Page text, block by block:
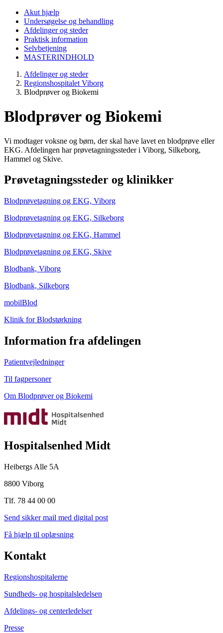
Akut hjælp
Undersøgelse og behandling
Afdelinger og steder
Praktisk information
Selvbetjening
MASTERINDHOLD
Afdelinger og steder
Regionshospitalet Viborg
Blodprøver og Biokemi
Blodprøver og Biokemi
Vi modtager voksne og børn, der skal have lavet en blodprøve eller
EKG. Afdelingen har prøvetagningssteder i Viborg, Silkeborg,
Hammel og Skive.
Prøvetagningssteder og klinikker
Blodprøvetagning og EKG, Viborg
Blodprøvetagning og EKG, Silkeborg
Blodprøvetagning og EKG, Hammel
Blodprøvetagning og EKG, Skive
Blodbank, Viborg
Blodbank, Silkeborg
mobilBlod
Klinik for Blodstørkning
Information fra afdelingen
Patientvejledninger
Til fagpersoner
Om Blodprøver og Biokemi
Hospitalsenhed Midt
Heibergs Alle 5A
8800 Viborg
Tlf. 78 44 00 00
Send sikker mail med digital post
Få hjælp til oplæsning
Kontakt
Regionshospitalerne
Sundheds- og hospitalsledelsen
Afdelings- og centerledelser
Presse